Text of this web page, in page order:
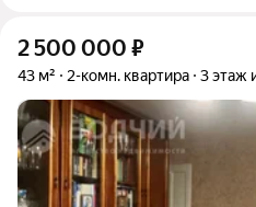
2 500 000 ₽
43 м² 2-комн. квартира 3 этаж